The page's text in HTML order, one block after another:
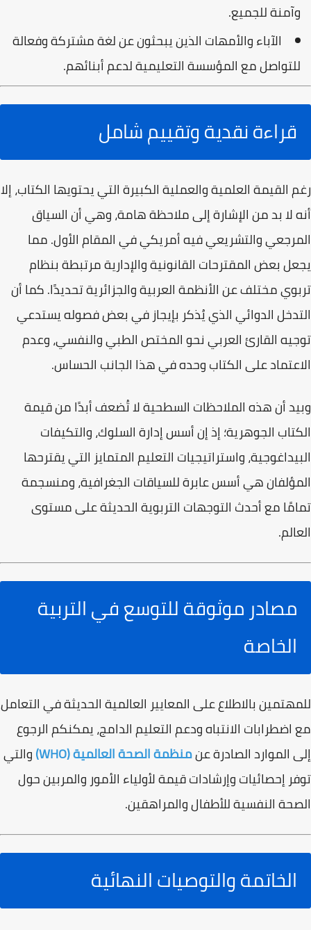
وآمنة للجميع.
الآباء والأمهات الذين يبحثون عن لغة مشتركة وفعالة
للتواصل مع المؤسسة التعليمية لدعم أبنائهم.
قراءة نقدية وتقييم شامل
رغم القيمة العلمية والعملية الكبيرة التي يحتويها الكتاب، إلا
أنه لا بد من الإشارة إلى ملاحظة هامة، وهي أن السياق
المرجعي والتشريعي فيهأمريكي في المقام الأول. مما
يجعل بعض المقترحات القانونية والإدارية مرتبطة بنظام
تربوي مختلف عن الأنظمة العربية والجزائرية تحديدًا. كما أن
التدخل الدوائي الذي يُذكر بإيجاز في بعض فصوله يستدعي
توجيه القارئ العربي نحو المختص الطبي والنفسي، وعدم
الاعتماد على الكتاب وحده في هذا الجانب الحساس.
وبيد أن هذه الملاحظات السطحية لا تُضعف أبدًا من قيمة
الكتاب الجوهرية؛ إذ إنأسس إدارة السلوك، والتكيفات
البيداغوجية، واستراتيجيات التعليم المتمايز التي يقترحها
المؤلفان هي أسس عابرة للسياقات الجغرافية، ومنسجمة
تمامًا مع أحدث التوجهات التربوية الحديثة على مستوى
العالم.
مصادر موثوقة للتوسع في التربية
الخاصة
للمهتمين بالاطلاع على المعايير العالمية الحديثة في التعامل
مع اضطرابات الانتباه ودعم التعليم الدامج، يمكنكم الرجوع
إلى الموارد الصادرة عنمنظمة الصحة العالمية (WHO)
والتي
توفر إحصائيات وإرشادات قيمة لأولياء الأمور والمربين حول
الصحة النفسية للأطفال والمراهقين.
الخاتمة والتوصيات النهائية